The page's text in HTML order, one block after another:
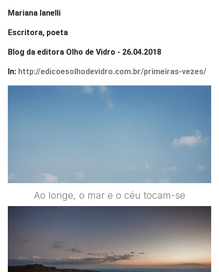
Mariana Ianelli
Escritora, poeta
Blog da editora Olho de Vidro - 26.04.2018
In: http://edicoesolhodevidro.com.br/primeiras-vezes/
Ao longe, o mar e o céu tocam-se